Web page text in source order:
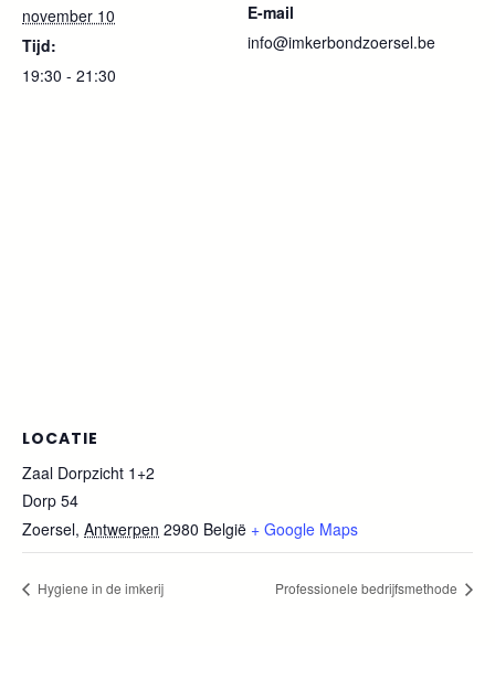
november 10
Tijd:
19:30 - 21:30
E-mail
info@imkerbondzoersel.be
LOCATIE
Zaal Dorpzicht 1+2
Dorp 54
Zoersel, Antwerpen 2980 België + Google Maps
Hygiene in de imkerij Professionele bedrijfsmethode